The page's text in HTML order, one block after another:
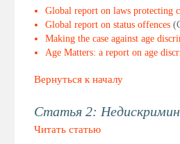
Global report on laws protecting
Global report on status offences
Making the case against age
Age Matters: a report on age
Вернуться к началу
Статья 2:
Читать статью